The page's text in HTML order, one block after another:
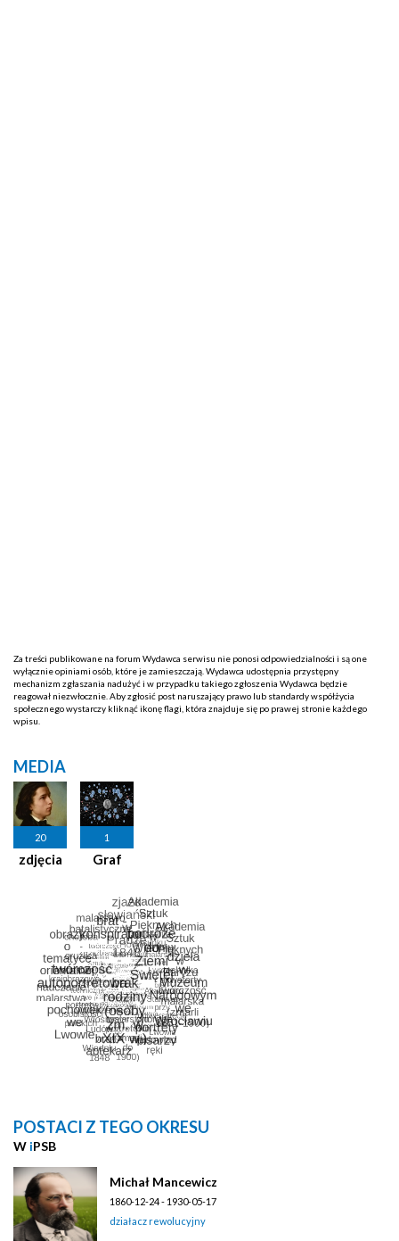
Za treści publikowane na forum Wydawca serwisu nie ponosi odpowiedzialności i są one
wyłącznie opiniami osób, które je zamieszczają. Wydawca udostępnia przystępny
mechanizm zgłaszania nadużyć i w przypadku takiego zgłoszenia Wydawca będzie
reagował niezwłocznie. Aby zgłosić post naruszający prawo lub standardy współżycia
społecznego wystarczy kliknąć ikonę flagi, która znajduje się po prawej stronie każdego
wpisu.
MEDIA
20
zdjęcia
1
Graf
POSTACI Z TEGO OKRESU
W iPSB
Michał Mancewicz
1860-12-24 - 1930-05-17
działacz rewolucyjny